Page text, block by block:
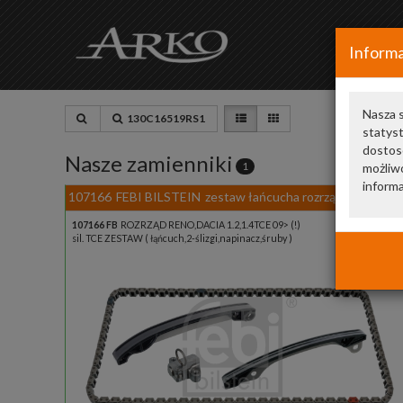
Nasza
130C16519RS1
Nasze zamienniki 1
107166 FEBI BILSTEIN zestaw łańcucha rozrządu
107166 FB ROZRZĄD RENO,DACIA 1.2,1.4TCE 09> (!)
sil. TCE ZESTAW ( łąńcuch,2-ślizgi,napinacz,śruby )